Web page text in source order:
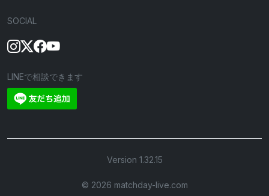
SOCIAL
LINEで相談できます
Version 1.32.15
©︎ 2026 matchday-live.com